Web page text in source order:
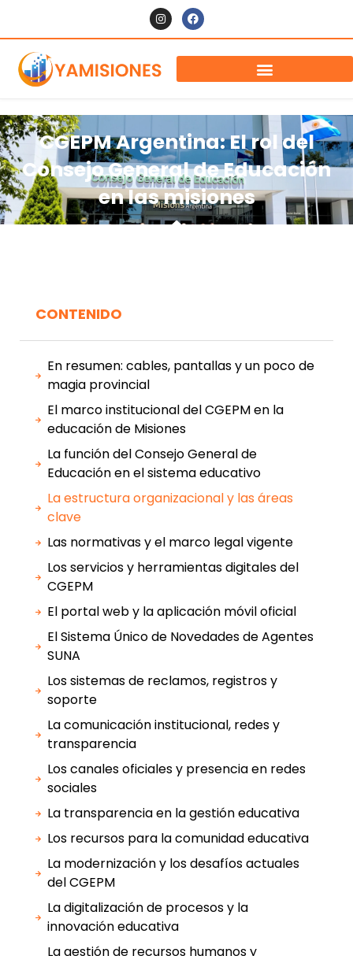
CGEPM Argentina: El rol del
Consejo General de Educación
en las misiones
CONTENIDO
En resumen: cables, pantallas y un poco de
magia provincial
El marco institucional del CGEPM en la
educación de Misiones
La función del Consejo General de
Educación en el sistema educativo
La estructura organizacional y las áreas
clave
Las normativas y el marco legal vigente
Los servicios y herramientas digitales del
CGEPM
El portal web y la aplicación móvil oficial
El Sistema Único de Novedades de Agentes
SUNA
Los sistemas de reclamos, registros y
soporte
La comunicación institucional, redes y
transparencia
Los canales oficiales y presencia en redes
sociales
La transparencia en la gestión educativa
Los recursos para la comunidad educativa
La modernización y los desafíos actuales
del CGEPM
La digitalización de procesos y la
innovación educativa
La gestión de recursos humanos y